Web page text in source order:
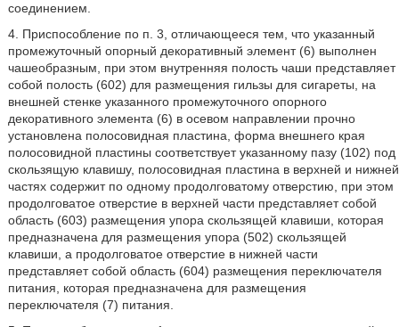
соединением.
4. Приспособление по п. 3, отличающееся тем, что указанный
промежуточный опорный декоративный элемент (6) выполнен
чашеобразным, при этом внутренняя полость чаши представляет
собой полость (602) для размещения гильзы для сигареты, на
внешней стенке указанного промежуточного опорного
декоративного элемента (6) в осевом направлении прочно
установлена полосовидная пластина, форма внешнего края
полосовидной пластины соответствует указанному пазу (102) под
скользящую клавишу, полосовидная пластина в верхней и нижней
частях содержит по одному продолговатому отверстию, при этом
продолговатое отверстие в верхней части представляет собой
область (603) размещения упора скользящей клавиши, которая
предназначена для размещения упора (502) скользящей
клавиши, а продолговатое отверстие в нижней части
представляет собой область (604) размещения переключателя
питания, которая предназначена для размещения
переключателя (7) питания.